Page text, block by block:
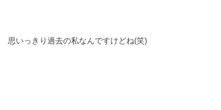
思いっきり過去の私なんですけどね(笑)